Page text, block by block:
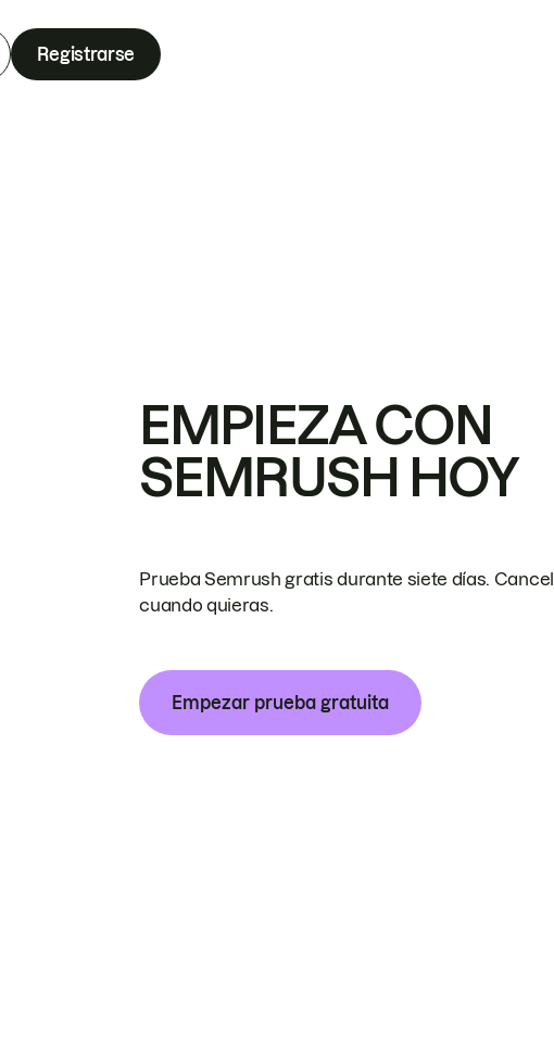
Registrarse
EMPIEZA CON
SEMRUSH HOY
Prueba Semrush gratis durante siete días.
cuando quieras.
Empezar prueba gratuita